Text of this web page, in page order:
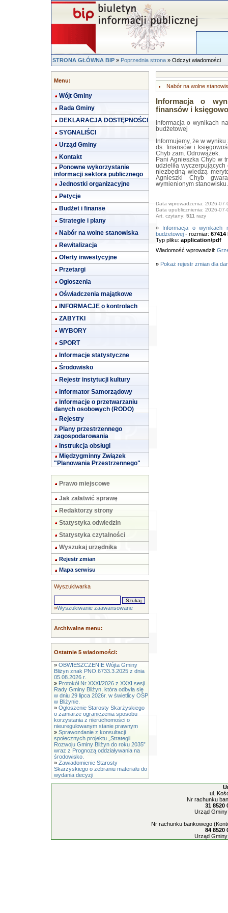
STRONA GŁÓWNA BIP»Poprzednia strona» Odczyt wiadomości
Menu:
Wójt Gminy
Rada Gminy
DEKLARACJA DOSTĘPNOŚCI
SYGNALIŚCI
Urząd Gminy
Kontakt
Ponowne wykorzystanie
informacji sektora publicznego
Jednostki organizacyjne
Petycje
Budżet i finanse
Strategie i plany
Nabór na wolne stanowiska
Rewitalizacja
Oferty inwestycyjne
Przetargi
Ogłoszenia
Oświadczenia majątkowe
INFORMACJE o kontrolach
ZABYTKI
WYBORY
SPORT
Informacje statystyczne
Środowisko
Rejestr instytucji kultury
Informator Samorządowy
Informacje o przetwarzaniu
danych osobowych (RODO)
Rejestry
Plany przestrzennego
zagospodarowania
Instrukcja obsługi
Międzygminny Związek
"Planowania Przestrzennego"
Prawo miejscowe
Jak załatwić sprawę
Redaktorzy strony
Statystyka odwiedzin
Statystyka czytalności
Wyszukaj urzędnika
Rejestr zmian
Mapa serwisu
Wyszukiwarka
»Wyszukiwanie zaawansowane
Archiwalne menu:
Ostatnie 5 wiadomości:
» OBWIESZCZENIE Wójta Gminy
Bliżyn znak PNO.6733.3.2025 z dnia
05.08.2026 r.
» Protokół Nr XXXI/2026 z XXXI sesji
Rady Gminy Bliżyn, która odbyła się
w dniu 29 lipca 2026r. w świetlicy OSP
w Bliżynie.
» Ogłoszenie Starosty Skarżyskiego
o zamiarze ograniczenia sposobu
korzystania z nieruchomości o
nieuregulowanym stanie prawnym
» Sprawozdanie z konsultacji
społecznych projektu „Strategii
Rozwoju Gminy Bliżyn do roku 2035”
wraz z Prognozą oddziaływania na
środowisko.
» Zawiadomienie Starosty
Skarżyskiego o zebraniu materiału do
wydania decyzji
Nabór na wolne
Informacja o
finansów i
Informacja o wynikach
budżetowej
Informujemy, że w
ds. finansów i
Chyb zam. Odrowążek.
Pani Agnieszka Chyb w
udzieliła
niezbędną wiedzą
Agnieszki Chyb
wymienionym stanowisku.
Data wprowadzenia: 2026-07-
Data upublicznienia: 2026-07-
Art. czytany: 511razy
» Informacja o wynikach
budżetowej- rozmiar: 67414
Typ pliku: application/pdf
Wiadomość wprowadził:
» Pokaż rejestr zmian dla
ul.
Nr rachunku
31 8520
Urząd
Nr rachunku bankowego
84 8520
Urząd